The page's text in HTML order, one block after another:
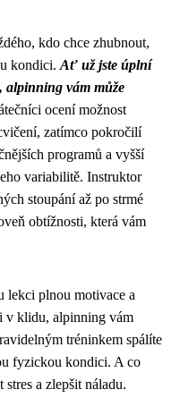
kdo chce zhubnout,
kondici. Ať už jste úplní
alpinning vám může
ocení možnost
zatímco pokročilí
programů a vyšší
variabilitě. Instruktor
stoupání až po strmé
obtížnosti, která vám
lekci plnou motivace a
v klidu, alpinning vám
tréninkem spálíte
fyzickou kondici. A co
a zlepšit náladu.